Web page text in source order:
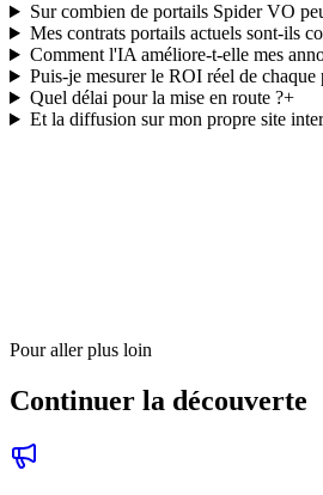
Sur combien de portails Spider VO
Mes contrats portails actuels sont-ils
Comment l'IA améliore-t-elle mes
Puis-je mesurer le ROI réel de chaque
Quel délai pour la mise en route ?+
Et la diffusion sur mon propre site
Pour aller plus loin
Continuer la découverte